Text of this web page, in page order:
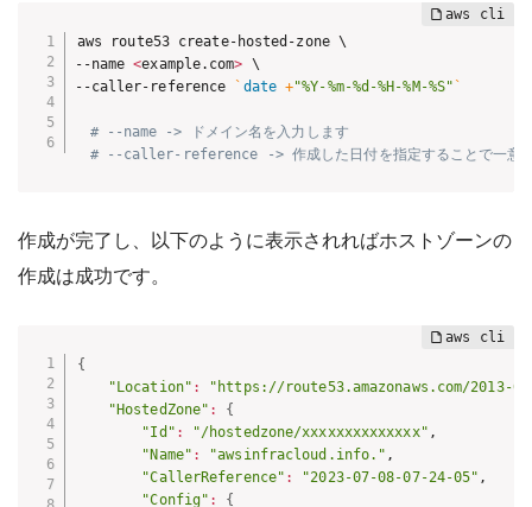
aws route53 create-hosted-zone \
--name <example.com> \
--caller-reference
` date +"%Y-%m-%d-%H-%M-%S" `
# --name -> ドメイン名を入力します
# --caller-reference -> 作成した日付を指定することで一意の
作成が完了し、以下のように表示されればホストゾーンの
作成は成功です。
{
"Location" :
"https://route53.amazonaws.com/2013-
"HostedZone" :
{
"Id" : "/hostedzone/xxxxxxxxxxxxxx" ,
"Name" : "awsinfracloud.info." ,
"CallerReference" : "2023-07-08-07-24-05" ,
"Config" :
{